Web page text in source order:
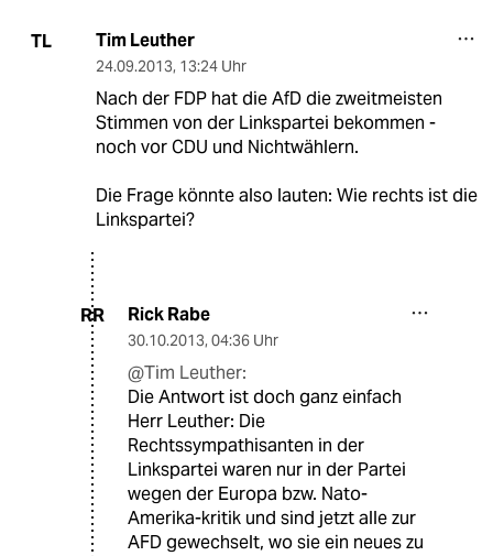
TL Tim Leuther
24.09.2013, 13:24 Uhr
Nach der FDP hat die AfD die zweitmeisten
Stimmen von der Linkspartei bekommen -
noch vor CDU und Nichtwählern.
Die Frage könnte also lauten: Wie rechts ist die
Linkspartei?
RR Rick Rabe
30.10.2013, 04:36 Uhr
@Tim Leuther:
Die Antwort ist doch ganz einfach
Herr Leuther: Die
Rechtssympathisanten in der
Linkspartei waren nur in der Partei
wegen der Europa bzw. Nato-
Amerika-kritik und sind jetzt alle zur
AFD gewechselt, wo sie ein neues zu